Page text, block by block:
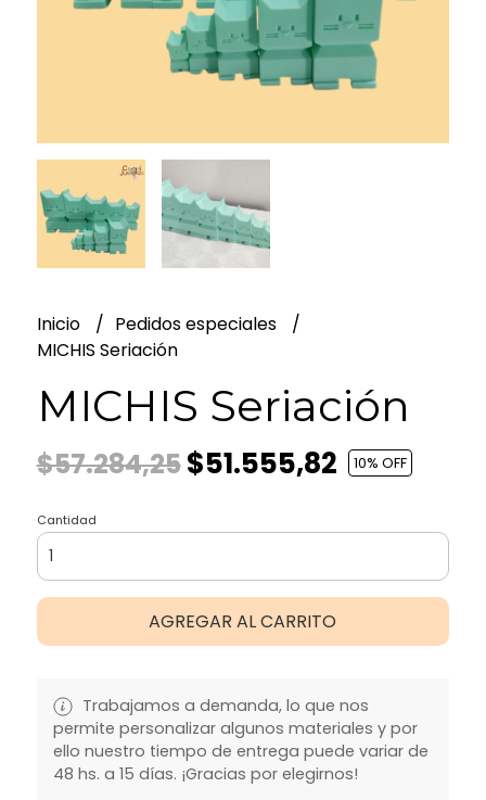
Inicio
Pedidos especiales
MICHIS Seriación
MICHIS Seriación
$57.284,25$51.555,82 10% OFF
Cantidad
AGREGAR AL CARRITO
Trabajamos a demanda, lo que nos
permite personalizar algunos materiales y por
ello nuestro tiempo de entrega puede variar de
48 hs. a 15 días. ¡Gracias por elegirnos!